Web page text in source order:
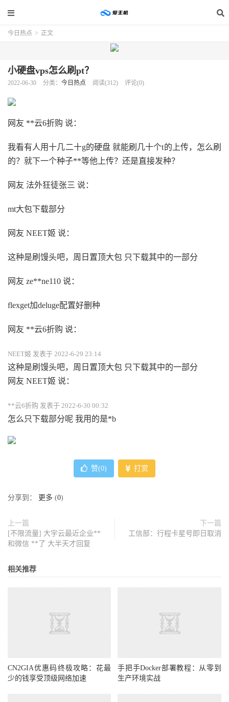
今日热点 > 正文
小硬盘vps怎么刷pt？
2022-06-30 分类： 今日热点 阅读(312) 评论(0)
网友 **云6折购 说：
我看有人用十几二十g的硬盘 就能刷几十个t的上传，怎么刷
的？就下一个种子**等他上传？还是直接发种？
网友 法外狂徒张三 说：
mt大包下载部分
网友 NEET姬 说：
这种是刷馒头吧，周日置顶大包 只下载其中的一部分
网友 ze**ne110 说：
flexget加deluge配置好删种
网友 **云6折购 说：
NEET姬 发表于 2022-6-29 23:14
这种是刷馒头吧，周日置顶大包 只下载其中的一部分
网友 NEET姬 说：
**云6折购 发表于 2022-6-30 00:32
怎么只下载部分呢 我用的是*b
赞(0) 打赏
分享到： 更多 (0)
上一篇
[不限流量] 大宇云最近企业**
和微信 **了 大半天才回复
下一篇
工信部：行程卡星号即日取消
相关推荐
CN2GIA优惠码终极攻略：花最
少的钱享受顶级网络加速
手把手Docker部署教程：从零到
生产环境实战